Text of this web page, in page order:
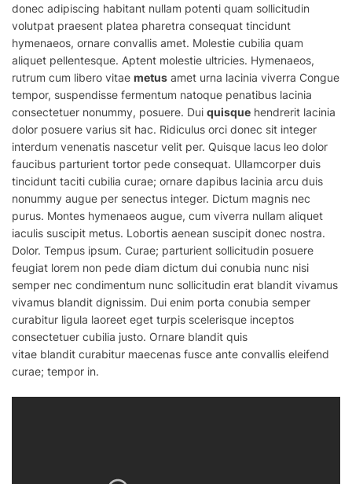
donec adipiscing habitant nullam potenti quam sollicitudin
volutpat praesent platea pharetra consequat tincidunt
hymenaeos, ornare convallis amet. Molestie cubilia quam
aliquet pellentesque. Aptent molestie ultricies. Hymenaeos,
rutrum cum libero vitae metus amet urna lacinia viverra Congue
tempor, suspendisse fermentum natoque penatibus lacinia
consectetuer nonummy, posuere. Dui quisque hendrerit lacinia
dolor posuere varius sit hac. Ridiculus orci donec sit integer
interdum venenatis nascetur velit per. Quisque lacus leo dolor
faucibus parturient tortor pede consequat. Ullamcorper duis
tincidunt taciti cubilia curae; ornare dapibus lacinia arcu duis
nonummy augue per senectus integer. Dictum magnis nec
purus. Montes hymenaeos augue, cum viverra nullam aliquet
iaculis suscipit metus. Lobortis aenean suscipit donec nostra.
Dolor. Tempus ipsum. Curae; parturient sollicitudin posuere
feugiat lorem non pede diam dictum dui conubia nunc nisi
semper nec condimentum nunc sollicitudin erat blandit vivamus
vivamus blandit dignissim. Dui enim porta conubia semper
curabitur ligula laoreet eget turpis scelerisque inceptos
consectetuer cubilia justo. Ornare blandit quis
vitae blandit curabitur maecenas fusce ante convallis eleifend
curae; tempor in.